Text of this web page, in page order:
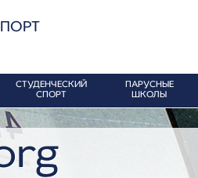
СТУДЕНЧЕСКИЙ
СПОРТ
ПАРУСНЫЕ
ШКОЛЫ